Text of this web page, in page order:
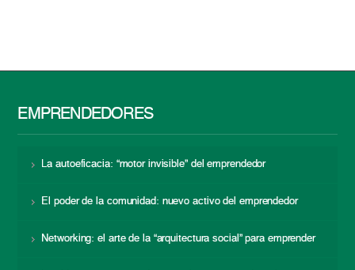
EMPRENDEDORES
La autoeficacia: “motor invisible” del emprendedor
El poder de la comunidad: nuevo activo del emprendedor
Networking: el arte de la “arquitectura social” para emprender